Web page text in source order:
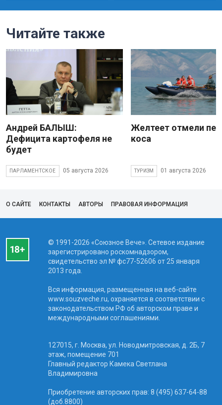
Читайте также
Андрей БАЛЫШ:
Дефицита картофеля не
будет
ПАРЛАМЕНТСКОЕ 05 августа 2026
Желтеет отмели
коса
ТУРИЗМ 01 августа 2026
О САЙТЕ КОНТАКТЫ АВТОРЫ ПРАВОВАЯ ИНФОРМАЦИЯ
© 1991-2026 «Союзное Вече». Сетевое издание
зарегистрировано роскомнадзором,
свидетельство эл № фc77-52606 от 25 января
2013 года.
Вся информация, размещенная на веб-сайте
www.souzveche.ru, охраняется в соответствии с
законодательством РФ об авторском праве и
международными соглашениями.
127015, г. Москва, ул. Новодмитровская, д. 2Б, 7
этаж, помещение 701
Главный редактор Камека Светлана
Владимировна
Приобретение авторских прав: 8 (495) 637-64-88
(доб.8800)